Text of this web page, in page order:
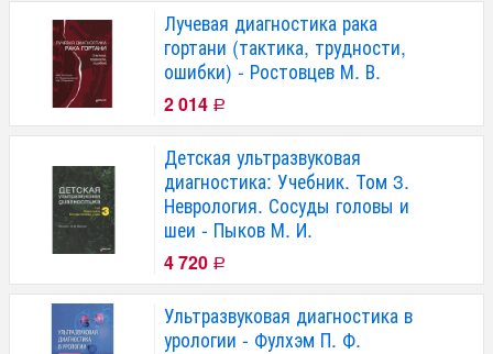
Лучевая диагностика рака
гортани (тактика, трудности,
ошибки) - Ростовцев М. В.
2 014 Р
Детская ультразвуковая
диагностика: Учебник. Том 3.
Неврология. Сосуды головы и
шеи - Пыков М. И.
4 720 Р
Ультразвуковая диагностика в
урологии - Фулхэм П. Ф.